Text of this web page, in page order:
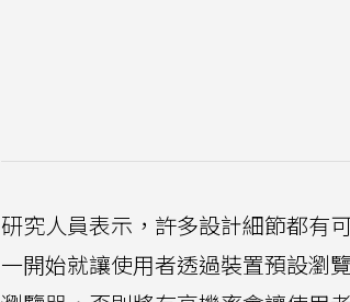
研究人員表示，許多設計細節都有
一開始就讓使用者透過裝置預設瀏